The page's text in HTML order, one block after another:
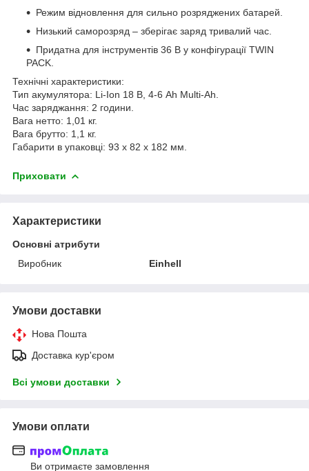
Режим відновлення для сильно розряджених батарей.
Низький саморозряд – зберігає заряд тривалий час.
Придатна для інструментів 36 В у конфігурації TWIN
PACK.
Технічні характеристики:
Тип акумулятора: Li-Ion 18 В, 4-6 Ah Multi-Ah.
Час заряджання: 2 години.
Вага нетто: 1,01 кг.
Вага брутто: 1,1 кг.
Габарити в упаковці: 93 x 82 x 182 мм.
Приховати
Характеристики
Основні атрибути
Виробник
Einhell
Умови доставки
Нова Пошта
Доставка кур'єром
Всі умови доставки
Умови оплати
Ви отримаєте замовлення